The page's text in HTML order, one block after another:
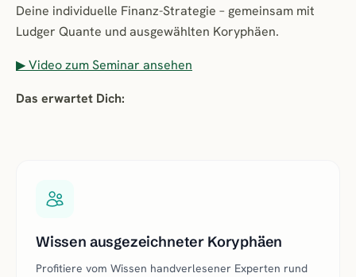
Deine individuelle Finanz-Strategie – gemeinsam mit
Ludger Quante und ausgewählten Koryphäen.
▶ Video zum Seminar ansehen
Das erwartet Dich:
Wissen ausgezeichneter Koryphäen
Profitiere vom Wissen handverlesener Experten rund